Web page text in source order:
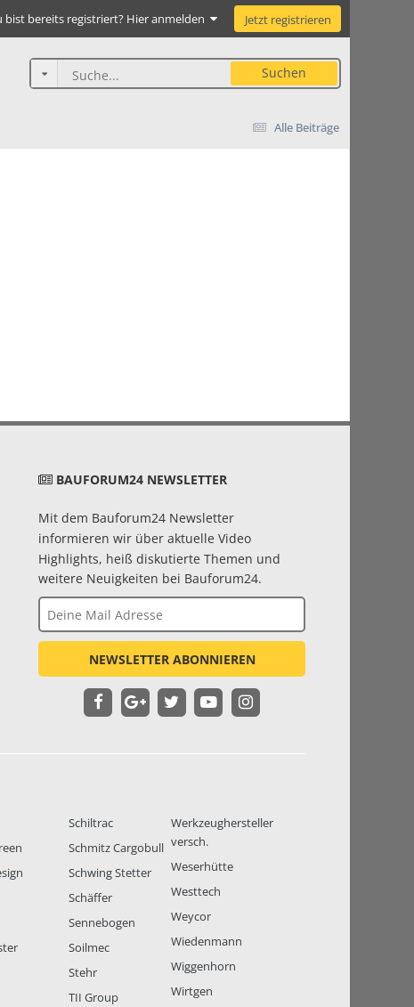
bist bereits registriert? Hier anmelden Jetzt registrieren
Suchen
Alle Beiträge
BAUFORUM24 NEWSLETTER
Mit dem Bauforum24 Newsletter
informieren wir über aktuelle Video
Highlights, heiß diskutierte Themen und
weitere Neuigkeiten bei Bauforum24.
NEWSLETTER ABONNIEREN
Schiltrac
Schmitz Cargobull
Schwing Stetter
Schäffer
Sennebogen
Soilmec
Stehr
TII Group
Werkzeughersteller
versch.
Weserhütte
Westtech
Weycor
Wiedenmann
Wiggenhorn
Wirtgen